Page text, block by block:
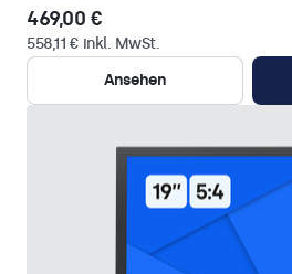
469,00 €
558,11 € inkl. MwSt.
Ansehen